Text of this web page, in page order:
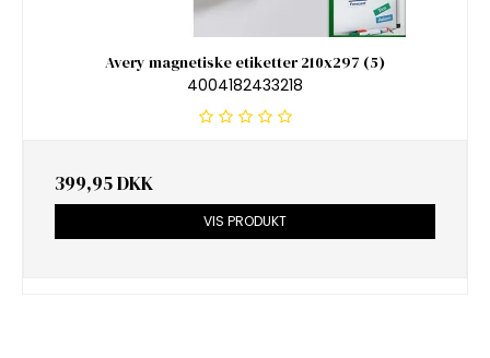
Avery magnetiske etiketter 210x297 (5)
4004182433218
399,95 DKK
VIS PRODUKT